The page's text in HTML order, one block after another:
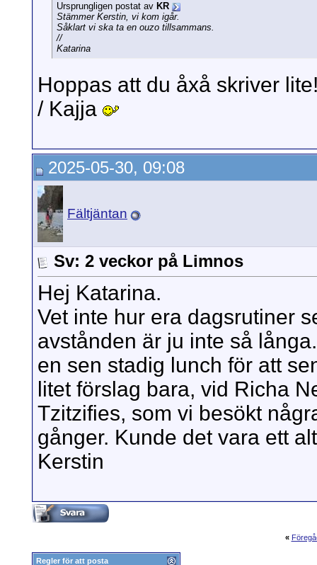
Ursprungligen postat av KR
Stämmer Kerstin, vi kom igår.
Såklart vi ska ta en ouzo tillsammans.
//
Katarina
Hoppas att du åxå skriver
/ Kajja
2025-05-30, 09:08
Fältjäntan
Sv: 2 veckor på Limnos
Hej Katarina.
Vet inte hur era dagsrutiner
avstånden är ju inte så
en sen stadig lunch för att
litet förslag bara, vid Richa
Tzitzifies, som vi besökt
gånger. Kunde det vara ett
Kerstin
«
Regler för att posta